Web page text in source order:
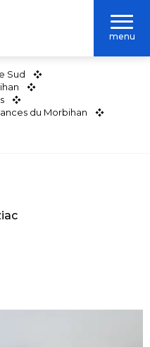
menu
Sud
du Morbihan